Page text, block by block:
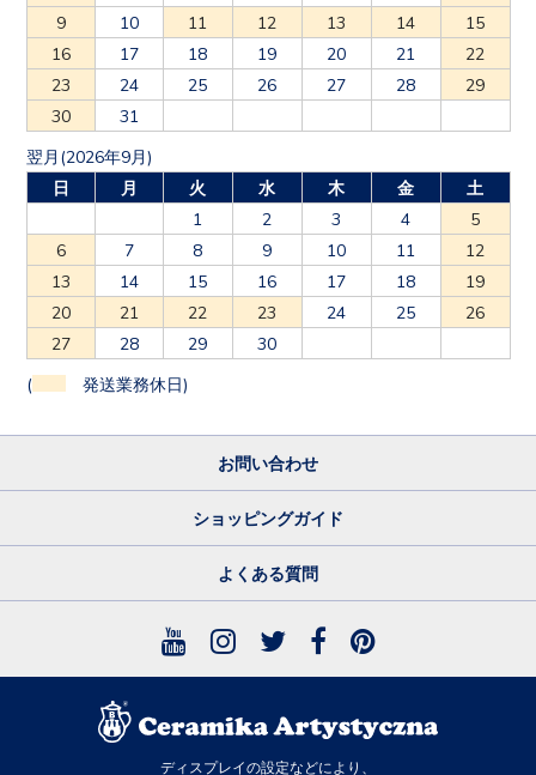
9
10 11 12 13 14
15
16
17 18 19 20 21
22
23
24 25 26 27 28
29
30
31
翌月(2026年9月)
日
月 火 水 木 金
土
1
2 3 4
5
6
7 8 9 10 11
12
13
14 15 16 17 18
19
20
21 22 23 24 25
26
27
28 29 30
( 発送業務休日)
お問い合わせ
ショッピングガイド
よくある質問
ディスプレイの設定などにより、